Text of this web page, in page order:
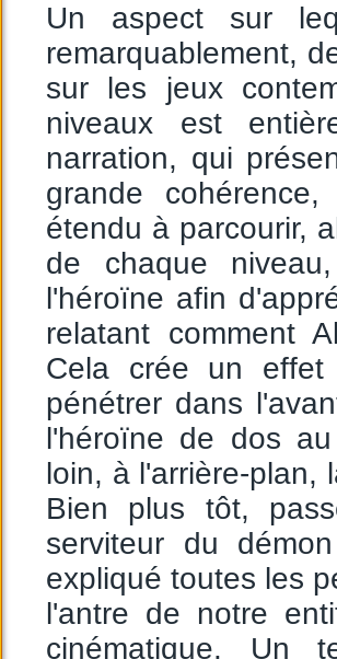
Un aspect sur
remarquablement,
sur les jeux
niveaux est
narration, qui
grande
étendu à parcourir,
de chaque
l'héroïne afin
relatant comment
Cela crée un effet
pénétrer dans
l'héroïne de dos
loin, à l'arrière-plan,
Bien plus tôt,
serviteur du
expliqué toutes les
l'antre de notre
cinématique. Un